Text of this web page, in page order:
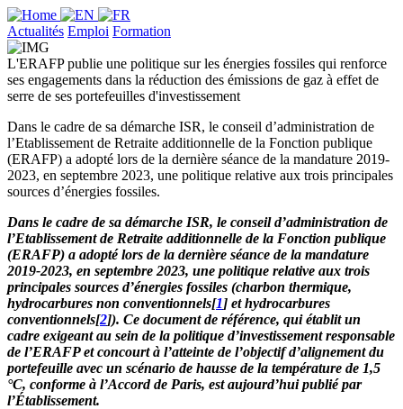
Actualités Emploi Formation
L'ERAFP publie une politique sur les énergies fossiles qui renforce
ses engagements dans la réduction des émissions de gaz à effet de
serre de ses portefeuilles d'investissement
Dans le cadre de sa démarche ISR, le conseil d’administration de
l’Etablissement de Retraite additionnelle de la Fonction publique
(ERAFP) a adopté lors de la dernière séance de la mandature 2019-
2023, en septembre 2023, une politique relative aux trois principales
sources d’énergies fossiles.
Dans le cadre de sa démarche ISR, le conseil d’administration de
l’Etablissement de Retraite additionnelle de la Fonction publique
(ERAFP) a adopté lors de la dernière séance de la mandature
2019-2023, en septembre 2023, une politique relative aux trois
principales sources d’énergies fossiles (charbon thermique,
hydrocarbures non conventionnels[1] et hydrocarbures
conventionnels[2]). Ce document de référence, qui établit un
cadre exigeant au sein de la politique d’investissement responsable
de l’ERAFP et concourt à l’atteinte de l’objectif d’alignement du
portefeuille avec un scénario de hausse de la température de 1,5
°C, conforme à l’Accord de Paris, est aujourd’hui publié par
l’Établissement.